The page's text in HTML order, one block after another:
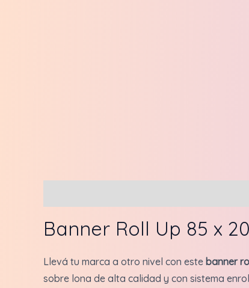
Banner Roll Up 85 x
Llevá tu marca a otro nivel con este banner
sobre lona de alta calidad y con sistema